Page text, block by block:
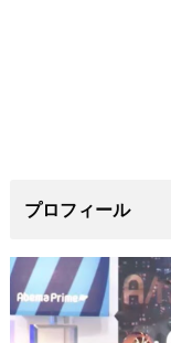
プロフィール